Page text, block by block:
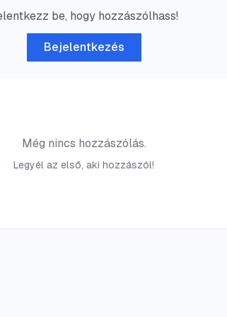
be, hogy hozzászólhass!
Bejelentkezés
Még nincs hozzászólás.
Legyél az első, aki hozzászól!